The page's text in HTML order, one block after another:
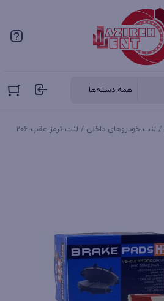
/ لنت خودروهای داخلی
/ لنت ترمز عقب 206